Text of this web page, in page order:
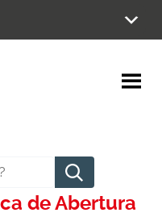
de Abertura